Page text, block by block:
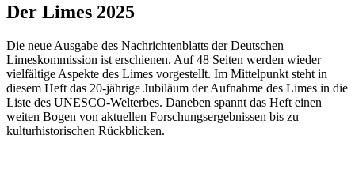
Der Limes 2025
Die neue Ausgabe des Nachrichtenblatts der Deutschen
Limeskommission ist erschienen. Auf 48 Seiten werden wieder
vielfältige Aspekte des Limes vorgestellt. Im Mittelpunkt steht in
diesem Heft das 20-jährige Jubiläum der Aufnahme des Limes in die
Liste des UNESCO-Welterbes. Daneben spannt das Heft einen
weiten Bogen von aktuellen Forschungsergebnissen bis zu
kulturhistorischen Rückblicken.